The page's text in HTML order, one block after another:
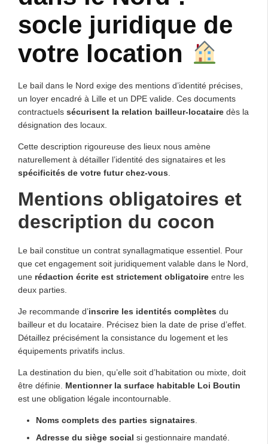
socle juridique de
votre location
Le bail dans le Nord exige des mentions d’identité précises,
un loyer encadré à Lille et un DPE valide. Ces documents
contractuels sécurisent la relation bailleur-locataire dès la
désignation des locaux.
Cette description rigoureuse des lieux nous amène
naturellement à détailler l’identité des signataires et les
spécificités de votre futur chez-vous.
Mentions obligatoires et
description du cocon
Le bail constitue un contrat synallagmatique essentiel. Pour
que cet engagement soit juridiquement valable dans le Nord,
une rédaction écrite est strictement obligatoire entre les
deux parties.
Je recommande d’inscrire les identités complètes du
bailleur et du locataire. Précisez bien la date de prise d’effet.
Détaillez précisément la consistance du logement et les
équipements privatifs inclus.
La destination du bien, qu’elle soit d’habitation ou mixte, doit
être définie. Mentionner la surface habitable Loi Boutin
est une obligation légale incontournable.
Noms complets des parties signataires.
Adresse du siège social si gestionnaire mandaté.